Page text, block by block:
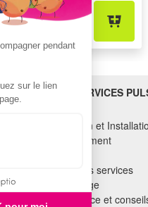
12,99€
dont0,05€
d'éco-part
LES SERVICES
Livraison et
Financement
Tous nos services
Recyclage
Assistance et